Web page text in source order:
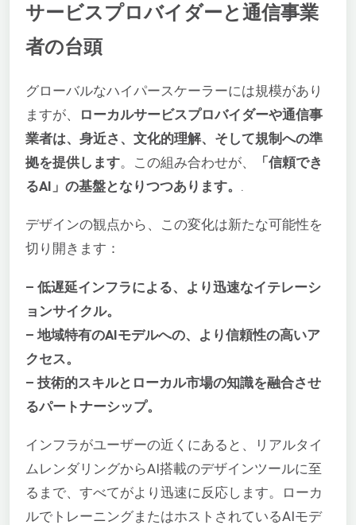
サービスプロバイダーと通信事業
者の台頭
グローバルなハイパースケーラーには規模があり
ますが、
ローカルサービスプロバイダーや通信事
業者は、身近さ、文化的理解、そして規制への準
拠を提供します。この組み合わせが、
「信頼でき
るAI」の基盤となりつつあります。 .
デザインの観点から、この変化は新たな可能性を
切り開きます：
– 低遅延インフラによる、より迅速なイテレーシ
ョンサイクル。
– 地域特有のAIモデルへの、より信頼性の高いア
クセス。
– 技術的スキルとローカル市場の知識を融合させ
るパートナーシップ。
インフラがユーザーの近くにあると、リアルタイ
ムレンダリングからAI搭載のデザインツールに至
るまで、すべてがより迅速に反応します。ローカ
ルでトレーニングまたはホストされているAIモデ